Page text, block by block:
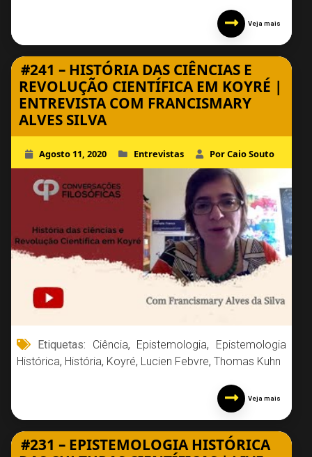
Veja mais
#241 – HISTÓRIA DAS CIÊNCIAS E
REVOLUÇÃO CIENTÍFICA EM KOYRÉ |
ENTREVISTA COM FRANCISMARY
ALVES SILVA
Agosto 11, 2020 Entrevistas Por Caio Souto
Etiquetas: Ciência, Epistemologia, Epistemologia
Histórica, História, Koyré, Lucien Febvre, Thomas Kuhn
Veja mais
#231 – EPISTEMOLOGIA HISTÓRICA